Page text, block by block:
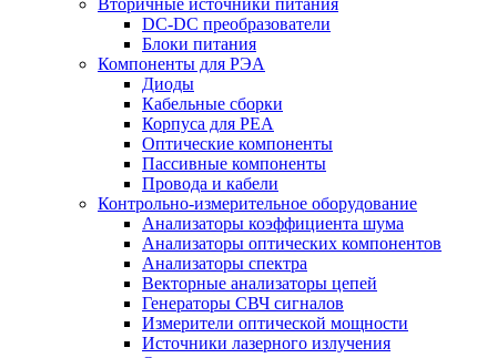
Вторичные источники питания
DC-DC преобразователи
Блоки питания
Компоненты для РЭА
Диоды
Кабельные сборки
Корпуса для РЕА
Оптические компоненты
Пассивные компоненты
Провода и кабели
Контрольно-измерительное оборудование
Анализаторы коэффициента шума
Анализаторы оптических компонентов
Анализаторы спектра
Векторные анализаторы цепей
Генераторы СВЧ сигналов
Измерители оптической мощности
Источники лазерного излучения